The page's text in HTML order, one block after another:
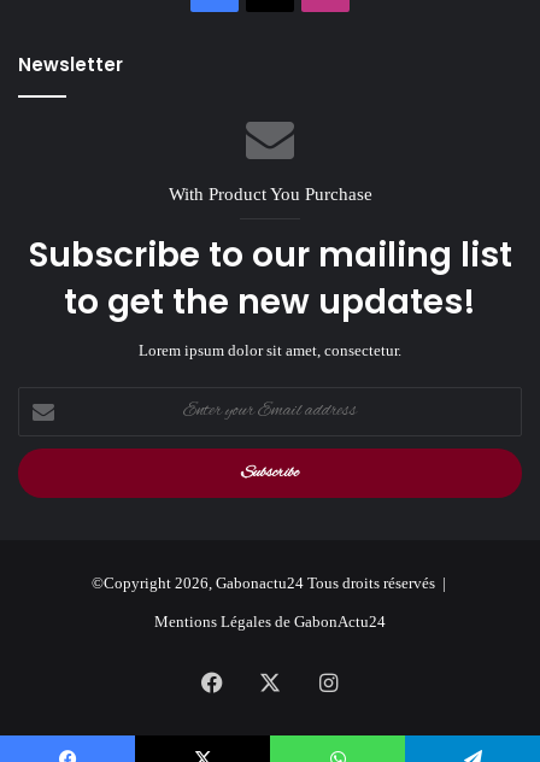
Newsletter
With Product You Purchase
Subscribe to our mailing list
to get the new updates!
Lorem ipsum dolor sit amet, consectetur.
your
Email
address
©Copyright 2026, Gabonactu24 Tous droits réservés |
Mentions Légales de GabonActu24
Facebook Instagram